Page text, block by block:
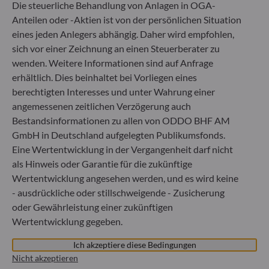
Fondsverwaltungsgesellschaft
Handelsregister : HRB 11971 Amtsgericht Düsseldorf
ODDO BHF Asset Management LUX
6, rue Gabriel Lippmann
L-5365 Munsbach
Luxemburg
+352 45 76 76 245
Von der Luxemburger Commission de Surveillance du
Secteur Financier (CSSF) zugelassene
Fondsverwaltungsgesellschaft, Handelsregisternummer: B
29891
Mitteilung zu EU-Sanktionen gegen Russland
In Übereinstimmung mit den von der Europäischen Union
im Zusammenhang mit der Ukraine-Krise verhängten
Sanktionen informieren wir Sie darüber, dass es gemäß den
Die steuerliche Behandlung von Anlagen in OGA-
Anteilen oder -Aktien ist von der persönlichen Situation
eines jeden Anlegers abhängig. Daher wird empfohlen,
sich vor einer Zeichnung an einen Steuerberater zu
wenden. Weitere Informationen sind auf Anfrage
erhältlich. Dies beinhaltet bei Vorliegen eines
berechtigten Interesses und unter Wahrung einer
angemessenen zeitlichen Verzögerung auch
Bestandsinformationen zu allen von ODDO BHF AM
GmbH in Deutschland aufgelegten Publikumsfonds.
Eine Wertentwicklung in der Vergangenheit darf nicht
als Hinweis oder Garantie für die zukünftige
Wertentwicklung angesehen werden, und es wird keine
- ausdrückliche oder stillschweigende - Zusicherung
oder Gewährleistung einer zukünftigen
Wertentwicklung gegeben.
Ich akzeptiere diese Bedingungen
Nicht akzeptieren